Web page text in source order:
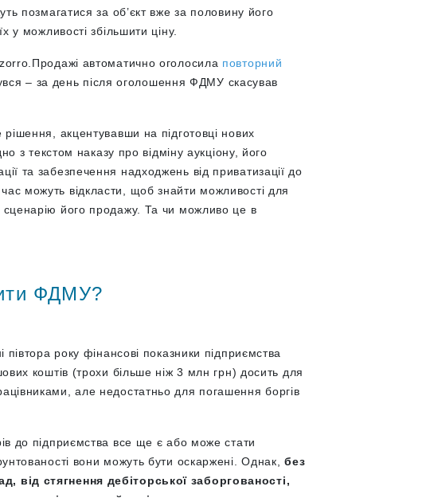
позмагатися за об’єкт вже за половину його
у можливості збільшити ціну.
автоматично оголосила повторний
– за день після оголошення ФДМУ скасував
акцентувавши на підготовці нових
з текстом наказу про відміну аукціону, його
та забезпечення надходжень від приватизації до
можуть відкласти, щоб знайти можливості для
сценарію його продажу. Та чи можливо це в
ФДМУ?
року фінансові показники підприємства
коштів (трохи більше ніж 3 млн грн) досить для
але недостатньо для погашення боргів
до підприємства все ще є або може стати
вони можуть бути оскаржені. Однак,без
від стягнення дебіторської заборгованості,